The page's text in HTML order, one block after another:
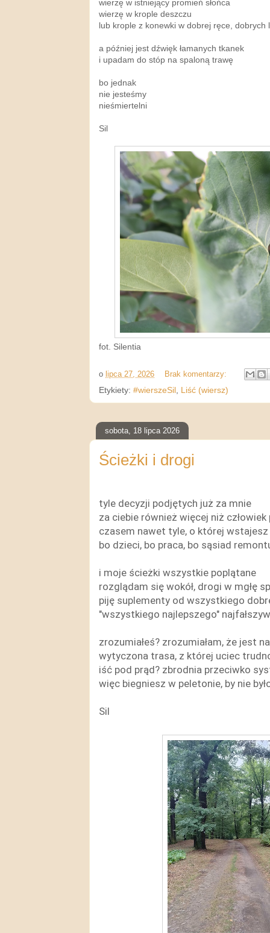
wierzę w istniejący promień słońca
wierzę w krople deszczu
lub krople z konewki w dobrej ręce, dobrych
a później jest dźwięk łamanych tkanek
i upadam do stóp na spaloną trawę
bo jednak
nie jesteśmy
nieśmiertelni
Sil
fot. Silentia
o lipca 27, 2026
Brak komentarzy:
Etykiety: #wierszeSil , Liść (wiersz)
sobota, 18 lipca 2026
Ścieżki i drogi
tyle decyzji podjętych już za mnie
za ciebie również więcej niż człowiek
czasem nawet tyle, o której wstajesz
bo dzieci, bo praca, bo sąsiad
i moje ścieżki wszystkie poplątane
rozglądam się wokół, drogi w mgłę
piję suplementy od wszystkiego
"wszystkiego najlepszego"
zrozumiałeś? zrozumiałam, że jest
wytyczona trasa, z której uciec
iść pod prąd? zbrodnia przeciwko
więc biegniesz w peletonie, by nie
Sil